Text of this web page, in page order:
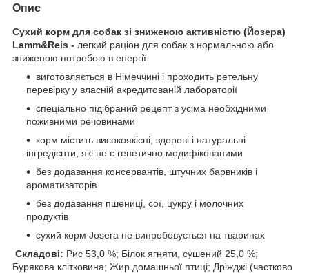
Опис
Сухий корм для собак зі зниженою активністю (Йозера)
Lamm&Reis - легкий раціон для собак з нормальною або
зниженою потребою в енергії.
виготовляється в Німеччині і проходить ретельну
перевірку у власній акредитованій лабораторії
спеціально підібраний рецепт з усіма необхідними
поживними речовинами
корм містить високоякісні, здорові і натуральні
інгредієнти, які не є генетично модифікованими
без додавання консервантів, штучних барвників і
ароматизаторів
без додавання пшениці, сої, цукру і молочних
продуктів
сухий корм Josera не випробовується на тваринах
Складові: Рис 53,0 %; Білок ягняти, сушений 25,0 %;
Бурякова клітковина; Жир домашньої птиці; Дріжджі (частково